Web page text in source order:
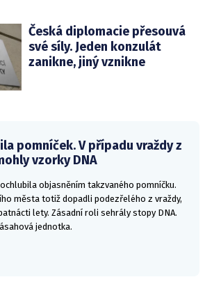
Česká diplomacie přesouvá
své síly. Jeden konzulát
zanikne, jiný vznikne
pomníček. V případu vraždy z
vzorky DNA
objasněním takzvaného pomníčku.
města totiž dopadli podezřelého z vraždy,
lety. Zásadní roli sehrály stopy DNA.
jednotka.